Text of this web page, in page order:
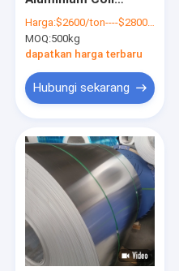
Ketebalan Aluminium
Coil Untuk Channel
Letter
Harga:$2600/ton----$2800/ton
MOQ:500kg
dapatkan harga terbaru
Hubungi sekarang